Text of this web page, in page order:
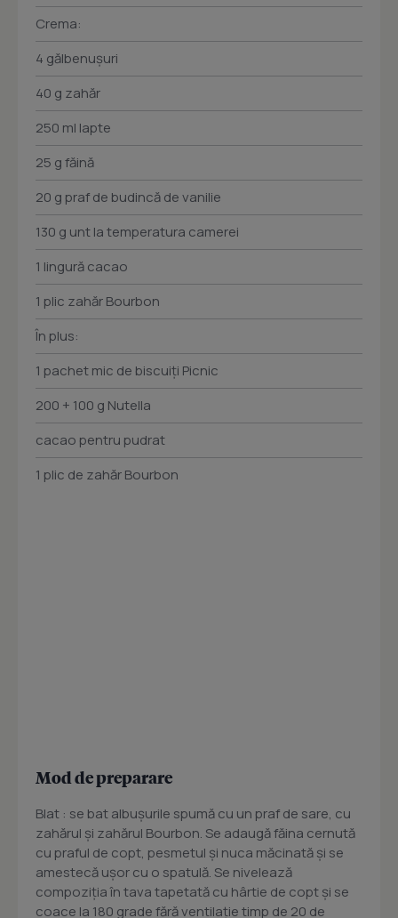
Crema:
4 gălbenuşuri
40 g zahăr
250 ml lapte
25 g făină
20 g praf de budincă de vanilie
130 g unt la temperatura camerei
1 lingură cacao
1 plic zahăr Bourbon
În plus:
1 pachet mic de biscuiţi Picnic
200 + 100 g Nutella
cacao pentru pudrat
1 plic de zahăr Bourbon
Mod de preparare
Blat : se bat albuşurile spumă cu un praf de sare, cu
zahărul şi zahărul Bourbon. Se adaugă făina cernută
cu praful de copt, pesmetul şi nuca măcinată şi se
amestecă uşor cu o spatulă. Se nivelează
compoziţia în tava tapetată cu hârtie de copt şi se
coace la 180 grade fără ventilaţie timp de 20 de